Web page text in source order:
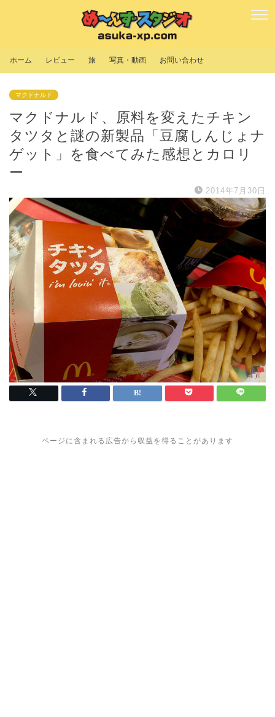
ホーム レビュー 旅 写真・動画 お問い合わせ
マクドナルド
マクドナルド、原料を変えたチキン
タツタと謎の新製品「豆腐しんじょナ
ゲット」を食べてみた感想とカロリ
ー
2014年7月30日
ページに含まれる広告から収益を得ることがあります